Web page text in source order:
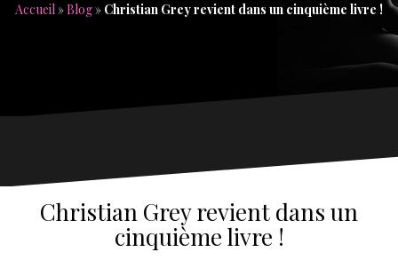
Accueil »Blog» Christian Grey revient dans un cinquième livre !
Christian Grey revient dans un
cinquième livre !